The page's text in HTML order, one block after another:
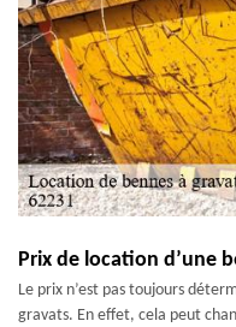
Prix de location d’une
Le prix n’est pas toujours
gravats. En effet, cela peut